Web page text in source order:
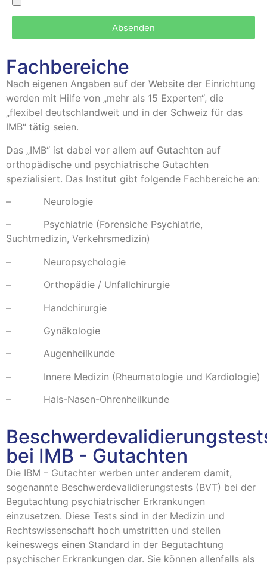
Absenden
Fachbereiche
Nach eigenen Angaben auf der Website der Einrichtung
werden mit Hilfe von „mehr als 15 Experten“, die
„flexibel deutschlandweit und in der Schweiz für das
IMB“ tätig seien.
Das „IMB“ ist dabei vor allem auf Gutachten auf
orthopädische und psychiatrische Gutachten
spezialisiert. Das Institut gibt folgende Fachbereiche an:
– Neurologie
– Psychiatrie (Forensiche Psychiatrie,
Suchtmedizin, Verkehrsmedizin)
– Neuropsychologie
– Orthopädie / Unfallchirurgie
– Handchirurgie
– Gynäkologie
– Augenheilkunde
– Innere Medizin (Rheumatologie und Kardiologie)
– Hals-Nasen-Ohrenheilkunde
bei IMB - Gutachten
Die IBM – Gutachter werben unter anderem damit,
sogenannte Beschwerdevalidierungstests (BVT) bei der
Begutachtung psychiatrischer Erkrankungen
einzusetzen. Diese Tests sind in der Medizin und
Rechtswissenschaft hoch umstritten und stellen
keineswegs einen Standard in der Begutachtung
psychischer Erkrankungen dar. Sie können allenfalls als